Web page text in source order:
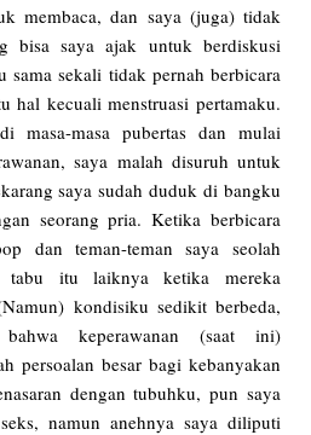
membaca, dan saya (juga) tidak
bisa saya ajak untuk berdiskusi
sama sekali tidak pernah berbicara
hal kecuali menstruasi pertamaku.
masa-masa pubertas dan mulai
saya malah disuruh untuk
saya sudah duduk di bangku
seorang pria. Ketika berbicara
dan teman-teman saya seolah
tabu itu laiknya ketika mereka
kondisiku sedikit berbeda,
keperawanan (saat ini)
persoalan besar bagi kebanyakan
dengan tubuhku, pun saya
namun anehnya saya diliputi